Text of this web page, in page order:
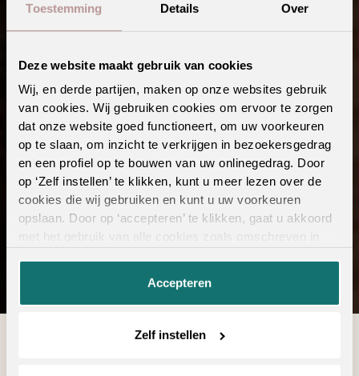
Toestemming Details Over
Deze website maakt gebruik van cookies
Wij, en derde partijen, maken op onze websites gebruik
van cookies. Wij gebruiken cookies om ervoor te zorgen
dat onze website goed functioneert, om uw voorkeuren
op te slaan, om inzicht te verkrijgen in bezoekersgedrag
en een profiel op te bouwen van uw onlinegedrag. Door
op ‘Zelf instellen’ te klikken, kunt u meer lezen over de
cookies die wij gebruiken en kunt u uw voorkeuren
opslaan. Door op ‘accepteren’ te klikken, gaat u akkoord
met het gebruik van alle cookies zoals omschreven in
Accepteren
Zelf instellen
Wat zijn wandpanelen? De complete gids voor jouw
droominterieur
Bekijk de collectie